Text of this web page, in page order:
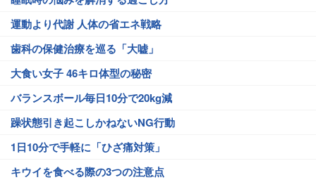
運動より代謝 人体の省エネ戦略
歯科の保健治療を巡る「大嘘」
大食い女子 46キロ体型の秘密
バランスボール毎日10分で20kg減
躁状態引き起こしかねないNG行動
1日10分で手軽に「ひざ痛対策」
キウイを食べる際の3つの注意点